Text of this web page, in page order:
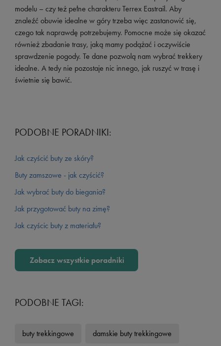
modelu – czy też pełne charakteru Terrex Eastrail. Aby
znaleźć obuwie idealne w góry trzeba więc zastanowić się,
czego tak naprawdę potrzebujemy. Pomocne może się okazać
również zbadanie trasy, jaką mamy podążać i oczywiście
sprawdzenie pogody. Te dane pozwolą nam wybrać trekkery
idealne. A tedy nie pozostaje nic innego, jak ruszyć w trasę i
świetnie się bawić.
PODOBNE PORADNIKI:
Jak czyścić buty ze skóry?
Buty zamszowe - jak czyścić?
Jak wybrać buty do biegania?
Jak przygotować buty na zimę?
Jak czyścic buty z materiału?
Zobacz wszystkie poradniki
PODOBNE TAGI:
buty trekkingowe damskie buty trekkingowe